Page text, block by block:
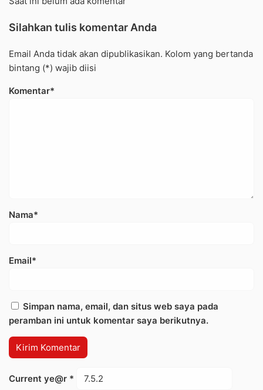
Silahkan tulis komentar Anda
Email Anda tidak akan dipublikasikan. Kolom yang bertanda
bintang (*) wajib diisi
Komentar*
Nama*
Email*
Simpan nama, email, dan situs web saya pada
peramban ini untuk komentar saya berikutnya.
Current ye@r *